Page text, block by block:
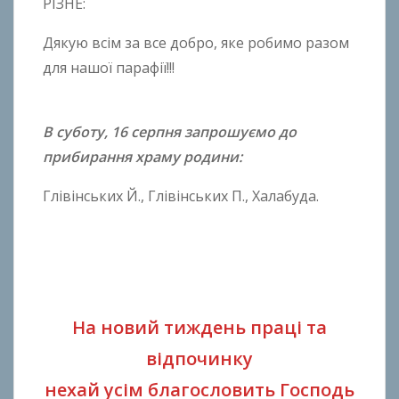
Дякую всім за все добро, яке робимо разом
для нашої парафії!!!
В суботу, 16 серпня запрошуємо до
прибирання храму родини:
Глівінських Й., Глівінських П., Халабуда.
На новий тиждень праці та
відпочинку
нехай усім благословить Господь